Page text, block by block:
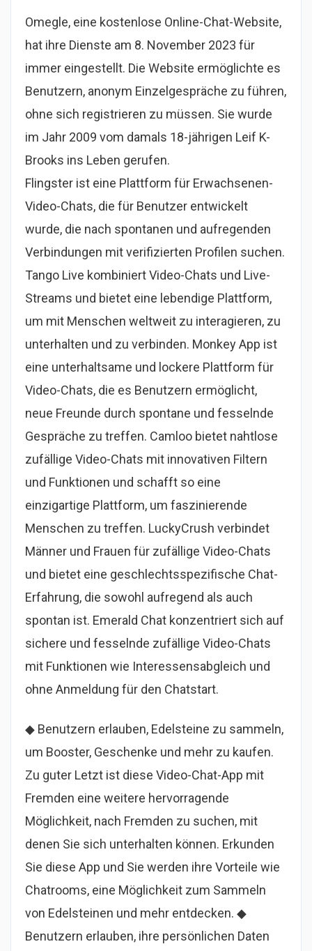
Omegle, eine kostenlose Online-Chat-Website,
hat ihre Dienste am 8. November 2023 für
immer eingestellt. Die Website ermöglichte es
Benutzern, anonym Einzelgespräche zu führen,
ohne sich registrieren zu müssen. Sie wurde
im Jahr 2009 vom damals 18-jährigen Leif K-
Brooks ins Leben gerufen.
Flingster ist eine Plattform für Erwachsenen-
Video-Chats, die für Benutzer entwickelt
wurde, die nach spontanen und aufregenden
Verbindungen mit verifizierten Profilen suchen.
Tango Live kombiniert Video-Chats und Live-
Streams und bietet eine lebendige Plattform,
um mit Menschen weltweit zu interagieren, zu
unterhalten und zu verbinden. Monkey App ist
eine unterhaltsame und lockere Plattform für
Video-Chats, die es Benutzern ermöglicht,
neue Freunde durch spontane und fesselnde
Gespräche zu treffen. Camloo bietet nahtlose
zufällige Video-Chats mit innovativen Filtern
und Funktionen und schafft so eine
einzigartige Plattform, um faszinierende
Menschen zu treffen. LuckyCrush verbindet
Männer und Frauen für zufällige Video-Chats
und bietet eine geschlechtsspezifische Chat-
Erfahrung, die sowohl aufregend als auch
spontan ist. Emerald Chat konzentriert sich auf
sichere und fesselnde zufällige Video-Chats
mit Funktionen wie Interessensabgleich und
ohne Anmeldung für den Chatstart.
◆ Benutzern erlauben, Edelsteine zu sammeln,
um Booster, Geschenke und mehr zu kaufen.
Zu guter Letzt ist diese Video-Chat-App mit
Fremden eine weitere hervorragende
Möglichkeit, nach Fremden zu suchen, mit
denen Sie sich unterhalten können. Erkunden
Sie diese App und Sie werden ihre Vorteile wie
Chatrooms, eine Möglichkeit zum Sammeln
von Edelsteinen und mehr entdecken. ◆
Benutzern erlauben, ihre persönlichen Daten